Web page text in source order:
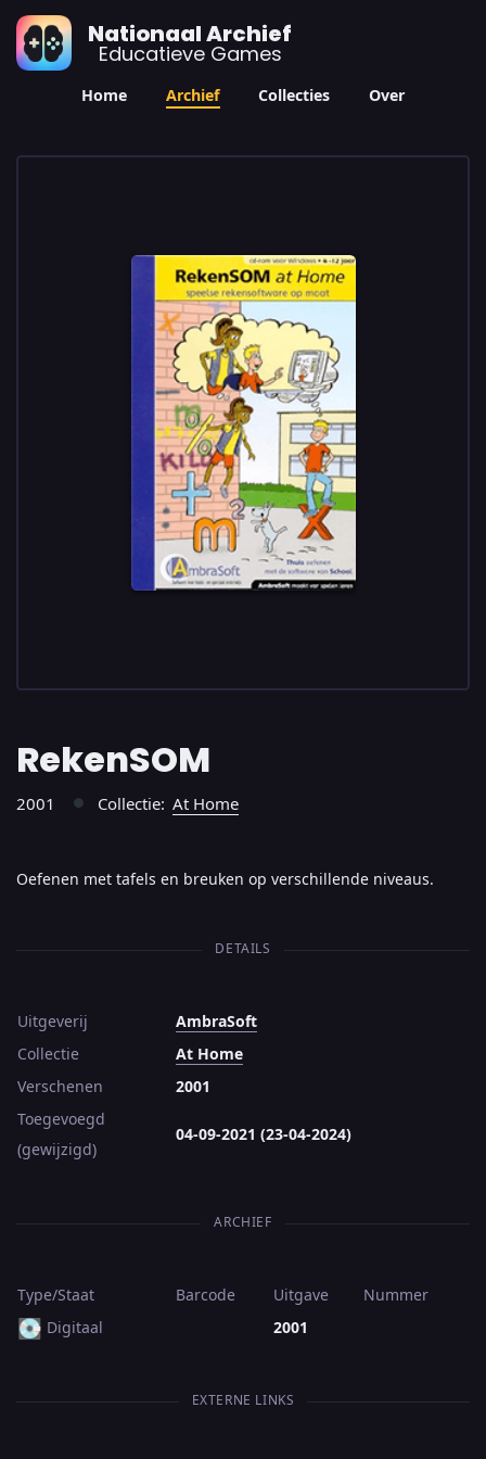
Nationaal Archief
Educatieve Games
Home Archief Collecties Over
RekenSOM
2001 ● Collectie: At Home
Oefenen met tafels en breuken op verschillende niveaus.
DETAILS
Uitgeverij
AmbraSoft
Collectie
At Home
Verschenen
2001
Toegevoegd
(gewijzigd)
04-09-2021 (23-04-2024)
ARCHIEF
Type/Staat Barcode Uitgave Nummer
💽 Digitaal 2001
EXTERNE LINKS